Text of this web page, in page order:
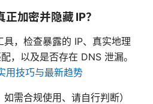
加密并隐藏 IP？
，检查暴露的 IP、真实地理
，以及是否存在 DNS 泄漏。
用技巧与最新趋势
需合规使用、请自行判断）